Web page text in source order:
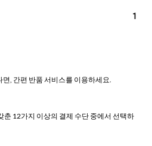
1
, 간편 반품 서비스를 이용하세요.
춘 12가지 이상의 결제 수단 중에서 선택하